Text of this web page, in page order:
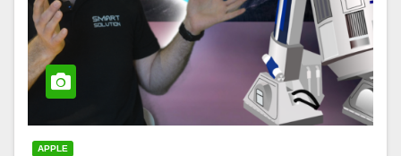
APPLE